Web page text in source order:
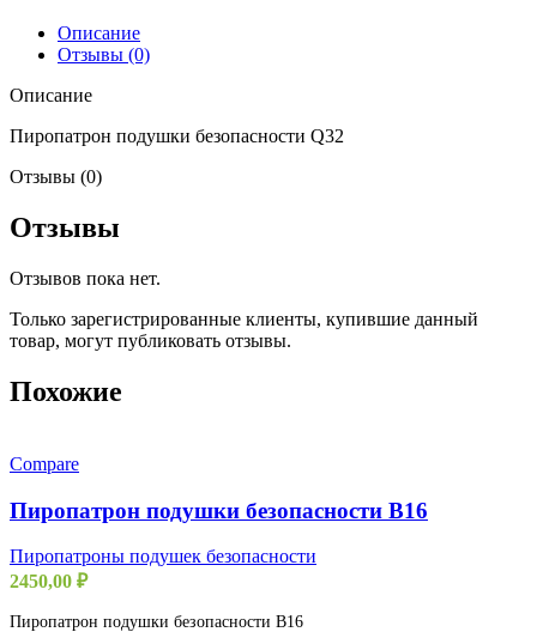
Описание
Отзывы (0)
Описание
Пиропатрон подушки безопасности Q32
Отзывы (0)
Отзывы
Отзывов пока нет.
Только зарегистрированные клиенты, купившие данный
товар, могут публиковать отзывы.
Похожие
Compare
Пиропатрон подушки безопасности B16
Пиропатроны подушек безопасности
2450,00 ₽
Пиропатрон подушки безопасности B16